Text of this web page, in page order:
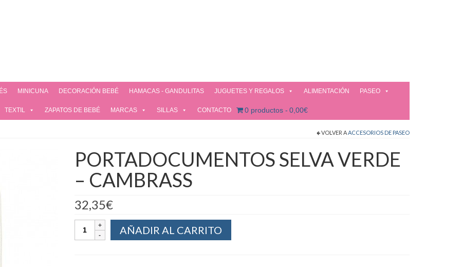
MINICUNA DECORACIÓN BEBÉ HAMACAS - GANDULITAS JUGUETES Y REGALOS ALIMENTACIÓN PASEO
TEXTIL ZAPATOS DE BEBÉ MARCAS SILLAS CONTACTO 0 productos 0,00€
VOLVER AACCESORIOS DE PASEO
PORTADOCUMENTOS SELVA VERDE
– CAMBRASS
32,35€
AÑADIR AL CARRITO